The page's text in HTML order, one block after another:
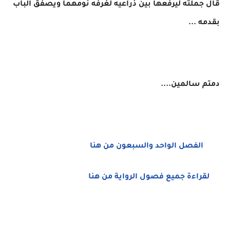
قال جملته ليرفعها بين ذراعيه لغرفه نومهما ويصفق الباب
بقدمه ...
دمتم سالمين....
الفصل الواحد والسبعون من هنا
لقراءة جميع فصول الرواية من هنا